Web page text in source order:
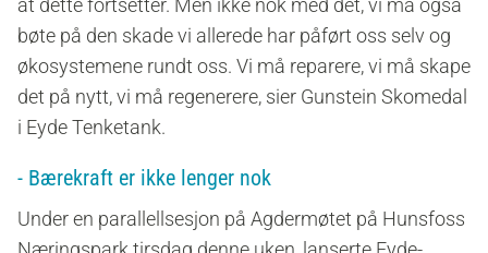
bøte på den skade vi allerede har påført oss selv og
økosystemene rundt oss. Vi må reparere, vi må skape
det på nytt, vi må regenerere, sier Gunstein Skomedal
i Eyde Tenketank.
- Bærekraft er ikke lenger nok
Under en parallellsesjon på Agdermøtet på Hunsfoss